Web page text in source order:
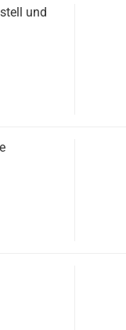
und